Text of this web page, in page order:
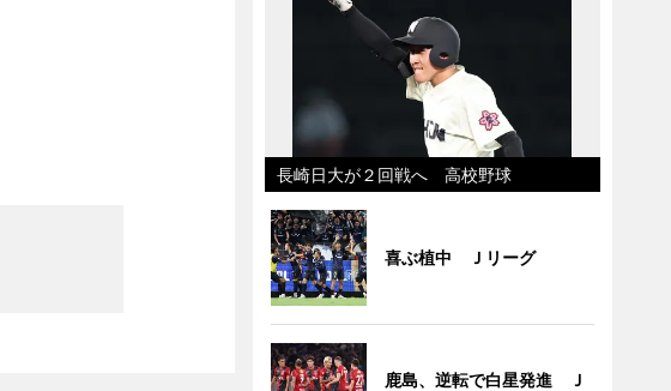
長崎日大が２回戦へ 高校野球
喜ぶ植中 Ｊリーグ
鹿島、逆転で白星発進 Ｊ